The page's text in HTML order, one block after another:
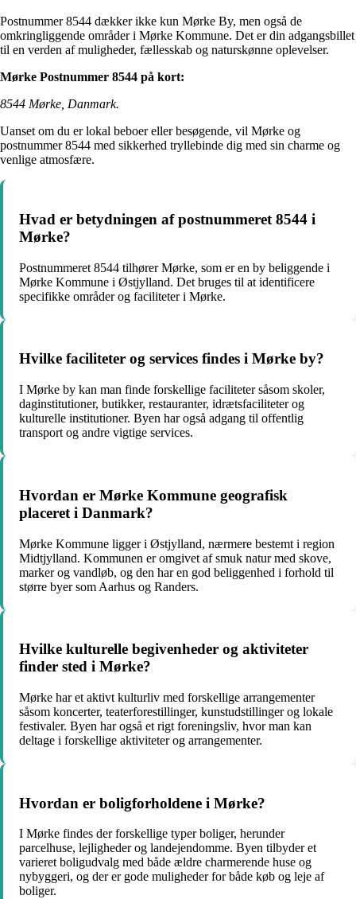
Postnummer 8544 dækker ikke kun Mørke By, men også de
omkringliggende områder i Mørke Kommune. Det er din adgangsbillet
til en verden af muligheder, fællesskab og naturskønne oplevelser.
Mørke Postnummer 8544 på kort:
8544 Mørke, Danmark.
Uanset om du er lokal beboer eller besøgende, vil Mørke og
postnummer 8544 med sikkerhed tryllebinde dig med sin charme og
venlige atmosfære.
Hvad er betydningen af postnummeret 8544 i
Mørke?
Postnummeret 8544 tilhører Mørke, som er en by beliggende i
Mørke Kommune i Østjylland. Det bruges til at identificere
specifikke områder og faciliteter i Mørke.
Hvilke faciliteter og services findes i Mørke by?
I Mørke by kan man finde forskellige faciliteter såsom skoler,
daginstitutioner, butikker, restauranter, idrætsfaciliteter og
kulturelle institutioner. Byen har også adgang til offentlig
transport og andre vigtige services.
Hvordan er Mørke Kommune geografisk
placeret i Danmark?
Mørke Kommune ligger i Østjylland, nærmere bestemt i region
Midtjylland. Kommunen er omgivet af smuk natur med skove,
marker og vandløb, og den har en god beliggenhed i forhold til
større byer som Aarhus og Randers.
Hvilke kulturelle begivenheder og aktiviteter
finder sted i Mørke?
Mørke har et aktivt kulturliv med forskellige arrangementer
såsom koncerter, teaterforestillinger, kunstudstillinger og lokale
festivaler. Byen har også et rigt foreningsliv, hvor man kan
deltage i forskellige aktiviteter og arrangementer.
Hvordan er boligforholdene i Mørke?
I Mørke findes der forskellige typer boliger, herunder
parcelhuse, lejligheder og landejendomme. Byen tilbyder et
varieret boligudvalg med både ældre charmerende huse og
nybyggeri, og der er gode muligheder for både køb og leje af
boliger.